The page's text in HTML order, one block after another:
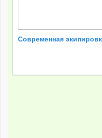
Современная